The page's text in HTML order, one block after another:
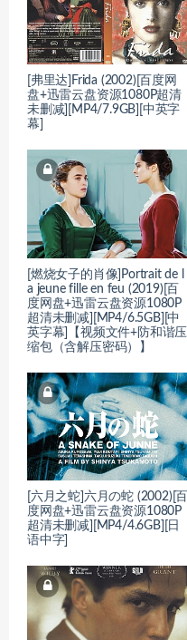
[弗里达]Frida (2002)[百度网
盘+迅雷云盘资源1080P超清
未删减][MP4/7.9GB][中英字
幕]
[燃烧女子的肖像]Portrait de l
a jeune fille en feu (2019)[百
度网盘+迅雷云盘资源1080P
超清未删减][MP4/6.5GB][中
英字幕]【视频文件+防和谐压
缩包（含解压密码）】
[六月之蛇]六月の蛇 (2002)[百
度网盘+迅雷云盘资源1080P
超清未删减][MP4/4.6GB][日
语中字]